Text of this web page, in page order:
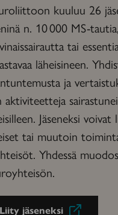
kuuluu 26
n. 10 000 MS-
tai
läheisineen.
ja
aktiviteetteja
Jäseneksi
tai muutoin
Yhdessä
Liity jäseneksi